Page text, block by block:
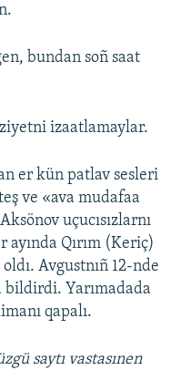
bundan soñ saat
izaatlamaylar.
er kün patlav sesleri
ve «ava mudafaa
uçucısızlarnı
Qırım (Keriç)
Avgustnıñ 12-nde
bildirdi. Yarımadada
qapalı.
saytı vastasınen